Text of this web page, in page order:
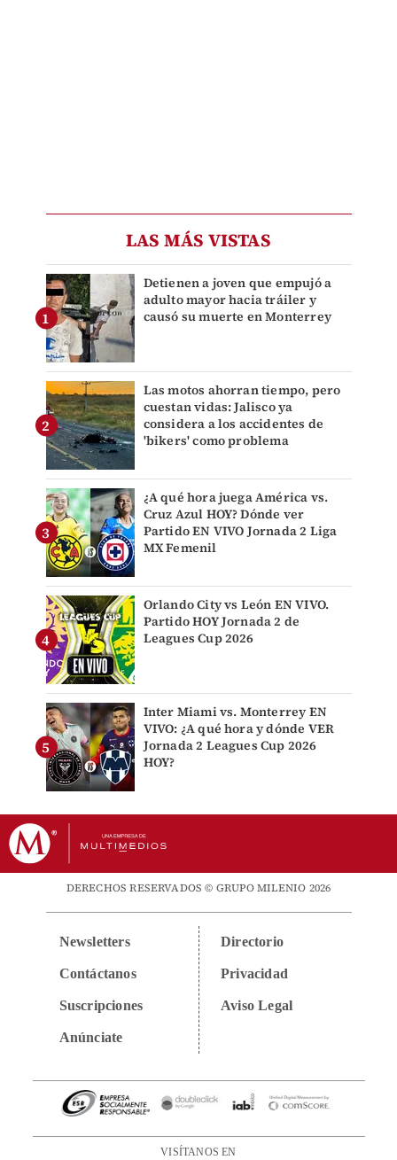
LAS MÁS VISTAS
Detienen a joven que empujó a
adulto mayor hacia tráiler y
causó su muerte en Monterrey
Las motos ahorran tiempo, pero
cuestan vidas: Jalisco ya
considera a los accidentes de
'bikers' como problema
¿A qué hora juega América vs.
Cruz Azul HOY? Dónde ver
Partido EN VIVO Jornada 2 Liga
MX Femenil
Orlando City vs León EN VIVO.
Partido HOY Jornada 2 de
Leagues Cup 2026
Inter Miami vs. Monterrey EN
VIVO: ¿A qué hora y dónde VER
Jornada 2 Leagues Cup 2026
HOY?
DERECHOS RESERVADOS © GRUPO MILENIO 2026
Newsletters
Contáctanos
Suscripciones
Anúnciate
Directorio
Privacidad
Aviso Legal
VISÍTANOS EN